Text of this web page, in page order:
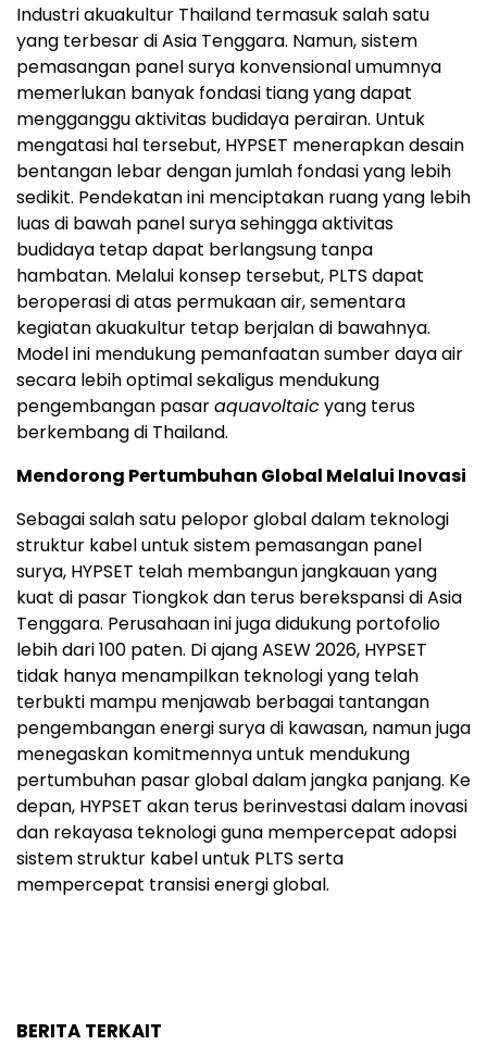
Industri akuakultur Thailand termasuk salah satu
yang terbesar di Asia Tenggara. Namun, sistem
pemasangan panel surya konvensional umumnya
memerlukan banyak fondasi tiang yang dapat
mengganggu aktivitas budidaya perairan. Untuk
mengatasi hal tersebut, HYPSET menerapkan desain
bentangan lebar dengan jumlah fondasi yang lebih
sedikit. Pendekatan ini menciptakan ruang yang lebih
luas di bawah panel surya sehingga aktivitas
budidaya tetap dapat berlangsung tanpa
hambatan. Melalui konsep tersebut, PLTS dapat
beroperasi di atas permukaan air, sementara
kegiatan akuakultur tetap berjalan di bawahnya.
Model ini mendukung pemanfaatan sumber daya air
secara lebih optimal sekaligus mendukung
pengembangan pasaraquavoltaicyang terus
berkembang di Thailand.
Mendorong Pertumbuhan Global Melalui Inovasi
Sebagai salah satu pelopor global dalam teknologi
struktur kabel untuk sistem pemasangan panel
surya, HYPSET telah membangun jangkauan yang
kuat di pasar Tiongkok dan terus berekspansi di Asia
Tenggara. Perusahaan ini juga didukung portofolio
lebih dari 100 paten. Di ajang ASEW 2026, HYPSET
tidak hanya menampilkan teknologi yang telah
terbukti mampu menjawab berbagai tantangan
pengembangan energi surya di kawasan, namun juga
menegaskan komitmennya untuk mendukung
pertumbuhan pasar global dalam jangka panjang. Ke
depan, HYPSET akan terus berinvestasi dalam inovasi
dan rekayasa teknologi guna mempercepat adopsi
sistem struktur kabel untuk PLTS serta
mempercepat transisi energi global.
BERITA TERKAIT